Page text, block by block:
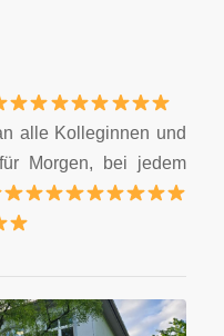
alle Kolleginnen und
Morgen, bei jedem